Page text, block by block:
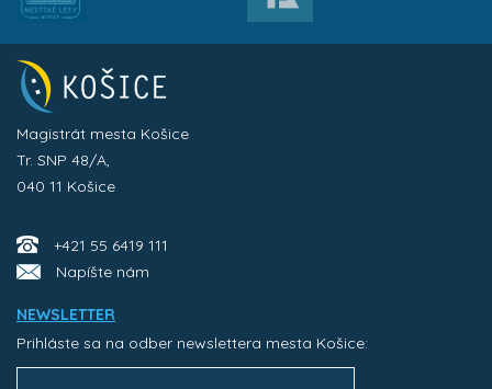
Magistrát mesta Košice
Tr. SNP 48/A,
040 11 Košice
+421 55 6419 111
Napíšte nám
NEWSLETTER
Prihláste sa na odber newslettera mesta Košice: